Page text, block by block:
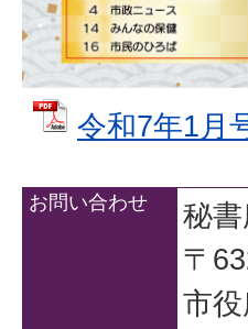
令和7年1月
お問い合わせ
秘
〒
市